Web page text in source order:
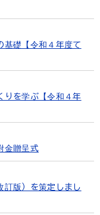
基礎【令和４年度て
りを学ぶ【令和４年
金贈呈式
訂版）を策定しまし